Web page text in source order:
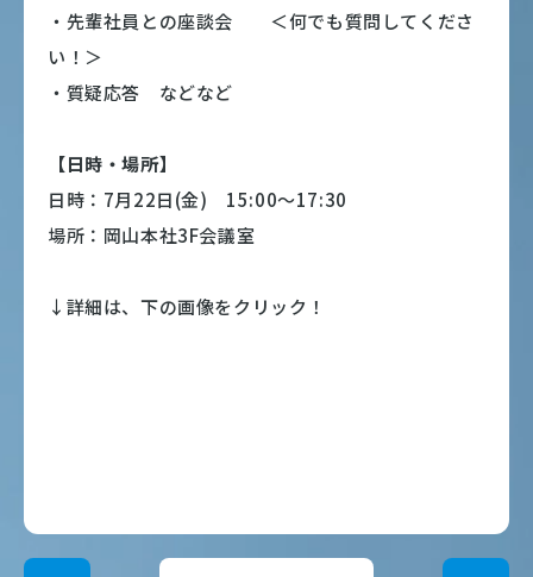
・先輩社員との座談会 ＜何でも質問してくださ
い！＞
・質疑応答 などなど
【日時・場所】
日時：7月22日(金) 15:00～17:30
場所：岡山本社3F会議室
↓詳細は、下の画像をクリック！